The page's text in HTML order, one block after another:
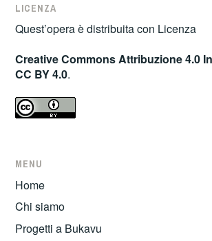
LICENZA
Quest’opera è distribuita con Licenza
Creative Commons Attribuzione 4.0
CC BY 4.0.
MENU
Home
Chi siamo
Progetti a Bukavu